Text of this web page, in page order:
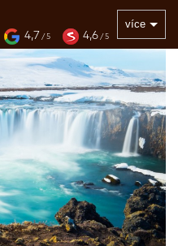
více
4,7 / 5 4,6 / 5